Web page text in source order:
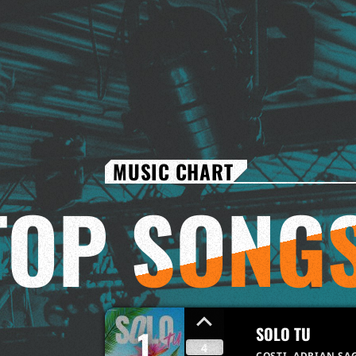
și bună dispoziție.
MUSIC CHART
4
SOLO TU